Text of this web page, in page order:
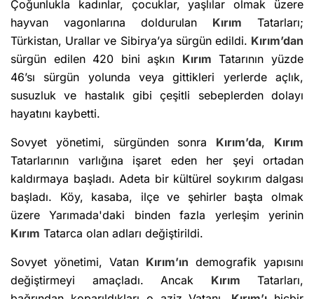
Çoğunlukla kadınlar, çocuklar, yaşlılar olmak üzere
hayvan vagonlarına doldurulan Kırım Tatarları;
Türkistan, Urallar ve Sibirya’ya sürgün edildi. Kırım’dan
sürgün edilen 420 bini aşkın Kırım Tatarının yüzde
46’sı sürgün yolunda veya gittikleri yerlerde açlık,
susuzluk ve hastalık gibi çeşitli sebeplerden dolayı
hayatını kaybetti.
Sovyet yönetimi, sürgünden sonra Kırım’da, Kırım
Tatarlarının varlığına işaret eden her şeyi ortadan
kaldırmaya başladı. Adeta bir kültürel soykırım dalgası
başladı. Köy, kasaba, ilçe ve şehirler başta olmak
üzere Yarımada'daki binden fazla yerleşim yerinin
Kırım Tatarca olan adları değiştirildi.
Sovyet yönetimi, Vatan Kırım’ın demografik yapısını
değiştirmeyi amaçladı. Ancak Kırım Tatarları,